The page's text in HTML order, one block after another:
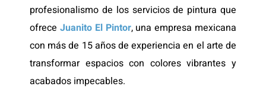
profesionalismo de los servicios de pintura que
ofrece Juanito El Pintor, una empresa mexicana
con más de 15 años de experiencia en el arte de
transformar espacios con colores vibrantes y
acabados impecables.